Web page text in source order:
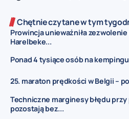
Chętnie czytane w tym
Prowincja unieważniła
Harelbeke...
Ponad 4 tysiące osób na
25. maraton prędkości w Belgii –
Techniczne marginesy błędu
pozostają bez...